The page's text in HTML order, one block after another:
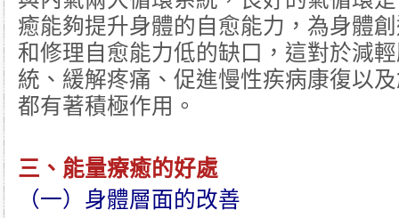
癒能夠提升身體的自愈能力，為身體
和修理自愈能力低的缺口，這對於減
統、緩解疼痛、促進慢性疾病康復以
都有著積極作用。
三、 能量療癒的好處
（一）身體層面的改善